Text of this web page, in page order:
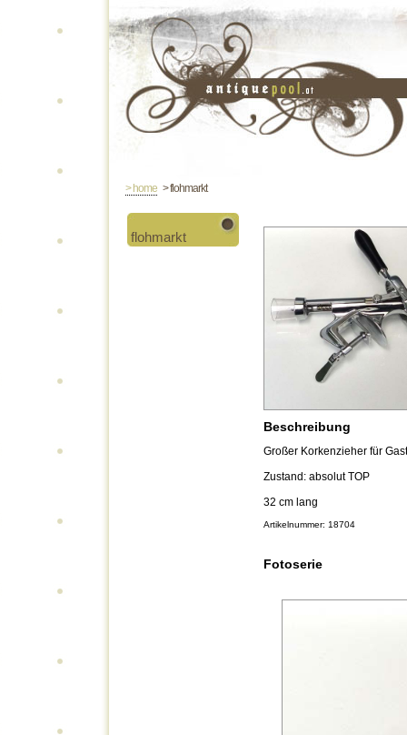
> home > flohmarkt
flohmarkt
Beschreibung
Großer Korkenzieher für
Zustand: absolut TOP
32 cm lang
Artikelnummer: 18704
Fotoserie